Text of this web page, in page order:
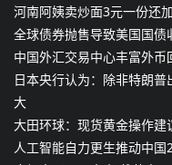
河南阿姨卖炒面3元一份还
全球债券抛售导致美国国债
中国外汇交易中心丰富外币
日本央行认为：除非特朗
大
大田环球：现货黄金操作
人工智能自力更生推动中